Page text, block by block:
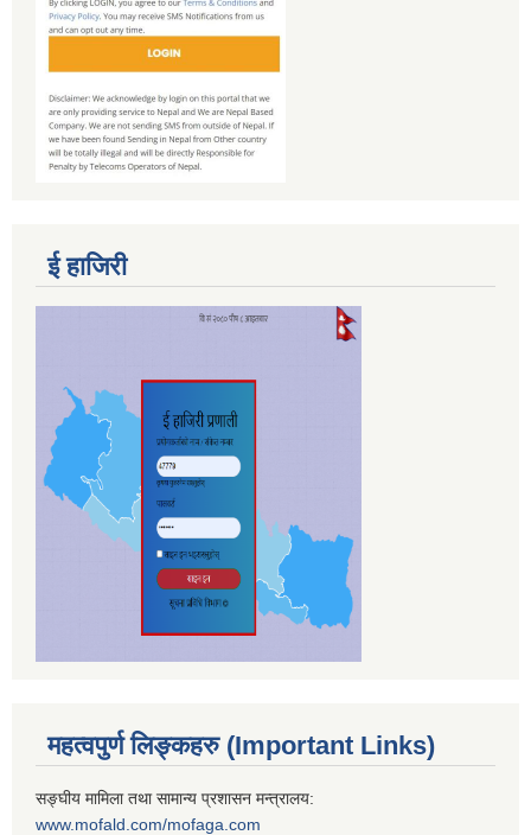
ई हाजिरी
महत्वपुर्ण लिङ्कहरु (Important Links)
सङ्घीय मामिला तथा सामान्य प्रशासन मन्त्रालय:
www.mofald.com/mofaga.com